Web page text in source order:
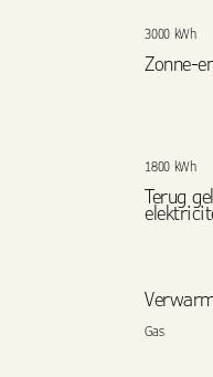
3000 kWh
Zonne-
1800 kWh
Terug
Gas